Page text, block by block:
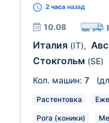
2 часа назад
10.08
Италия (IT),
Стокгольм (SE)
Кол. машин: 7
Растентовка
Рога (коники)